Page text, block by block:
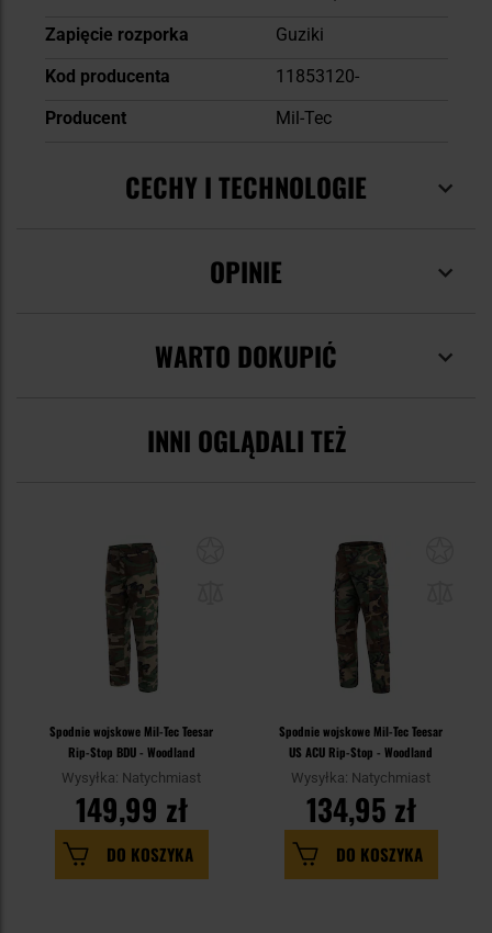
Zapięcie rozporka
Guziki
Kod producenta
11853120-
Producent
Mil-Tec
CECHY I TECHNOLOGIE
OPINIE
WARTO DOKUPIĆ
INNI OGLĄDALI TEŻ
Spodnie wojskowe Mil-Tec Teesar
Rip-Stop BDU - Woodland
Wysyłka: Natychmiast
149,99 zł
DO KOSZYKA
Spodnie wojskowe Mil-Tec Teesar
US ACU Rip-Stop - Woodland
Wysyłka: Natychmiast
134,95 zł
DO KOSZYKA